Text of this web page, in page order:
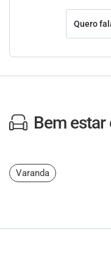
Quero
Bem
Varanda